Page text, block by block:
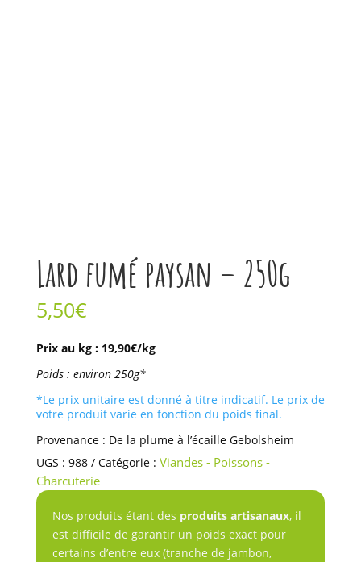
Lard fumé paysan – 250g
5,50€
quantité
Lard
fumé
paysan
-
250g
Prix au kg : 19,90€/kg
Poids : environ 250g*
*Le prix unitaire est donné à titre indicatif. Le prix de
votre produit varie en fonction du poids final.
Provenance : De la plume à l’écaille Gebolsheim
UGS : 988 Catégorie : Viandes - Poissons -
Charcuterie
Nos produits étant des produits artisanaux, il
est difficile de garantir un poids exact pour
certains d’entre eux (tranche de jambon,